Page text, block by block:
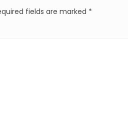
fields are marked *